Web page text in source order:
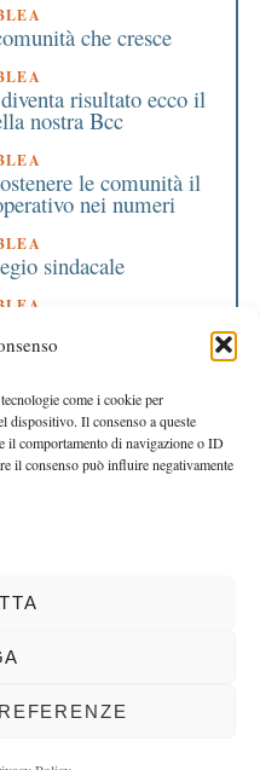
come i cookie per
dispositivo. Il consenso a queste
il comportamento di navigazione o ID
il consenso può influire negativamente
che cresce
risultato ecco il
nostra Bcc
le comunità il
nei numeri
sindacale
e 2 milioni
riconoscibili
insieme
GAROLFO E BUGUGGIATE